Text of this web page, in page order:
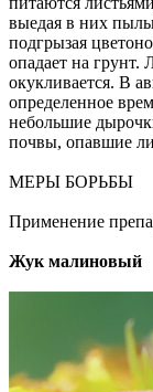
выедая в них
подгрызая
опадает на грунт.
окукливается. В
определенное
небольшие
почвы, опавшие
МЕРЫ БОРЬБЫ
Применение
Жук малиновый